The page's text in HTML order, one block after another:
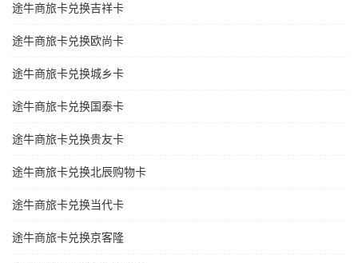
途牛商旅卡兑换吉祥卡
途牛商旅卡兑换欧尚卡
途牛商旅卡兑换城乡卡
途牛商旅卡兑换国泰卡
途牛商旅卡兑换贵友卡
途牛商旅卡兑换北辰购物卡
途牛商旅卡兑换当代卡
途牛商旅卡兑换京客隆